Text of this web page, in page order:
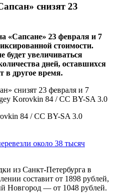
снизят 23
«Сапсане» 23 февраля и 7
стоимости.
будет увеличиваться
дней, оставшихся
в другое время.
84 / CC BY-SA 3.0
около 38 тысяч
из Санкт-Петербурга в
составит от 1898 рублей,
— от 1048 рублей.